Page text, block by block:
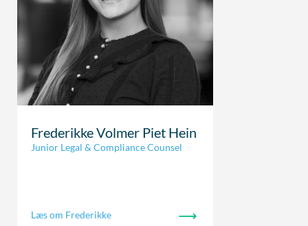
Frederikke Volmer Piet Hein
Junior Legal & Compliance Counsel
Læs om Frederikke